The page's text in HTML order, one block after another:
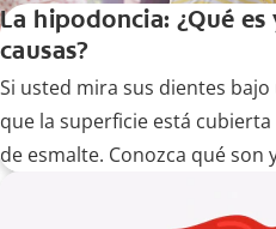
La hipodoncia: ¿Qué es
causas?
Si usted mira sus dientes
que la superficie está
de esmalte. Conozca qué son